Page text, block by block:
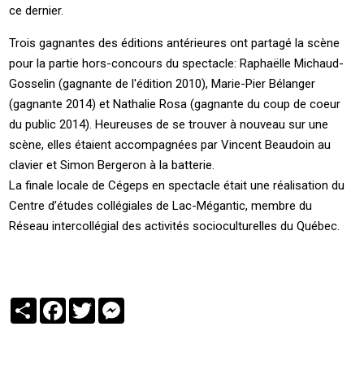
ce dernier.
Trois gagnantes des éditions antérieures ont partagé la scène
pour la partie hors-concours du spectacle: Raphaëlle Michaud-
Gosselin (gagnante de l'édition 2010), Marie-Pier Bélanger
(gagnante 2014) et Nathalie Rosa (gagnante du coup de coeur
du public 2014). Heureuses de se trouver à nouveau sur une
scène, elles étaient accompagnées par Vincent Beaudoin au
clavier et Simon Bergeron à la batterie.
La finale locale de Cégeps en spectacle était une réalisation du
Centre d’études collégiales de Lac-Mégantic, membre du
Réseau intercollégial des activités socioculturelles du Québec.
PartagerFacebook
Twitter